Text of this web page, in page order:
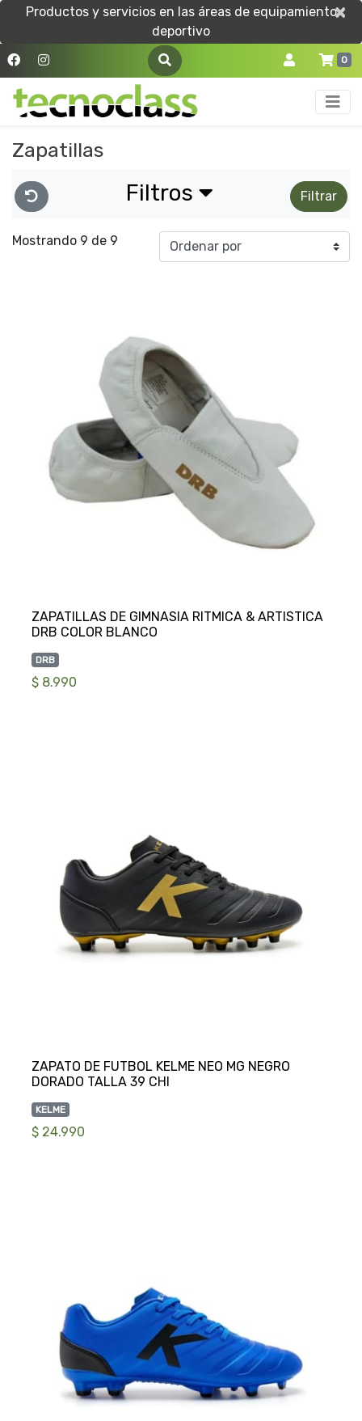
Productos y servicios en las áreas de equipamiento
deportivo
×
×
0
Zapatillas
Filtros Filtrar
Mostrando 9 de 9
ZAPATILLAS DE GIMNASIA RITMICA & ARTISTICA
DRB
$ 8.990
ZAPATO DE FUTBOL KELME NEO MG NEGRO
KELME
$ 24.990